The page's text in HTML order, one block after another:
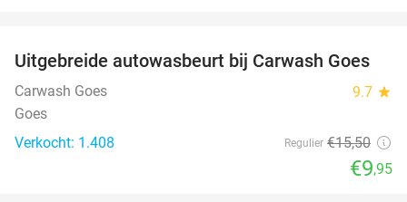
36%
Uitgebreide autowasbeurt bij Carwash Goes
Carwash Goes 9.7 star
Goes
Verkocht: 1.408
Regulier €15,50
€9,95